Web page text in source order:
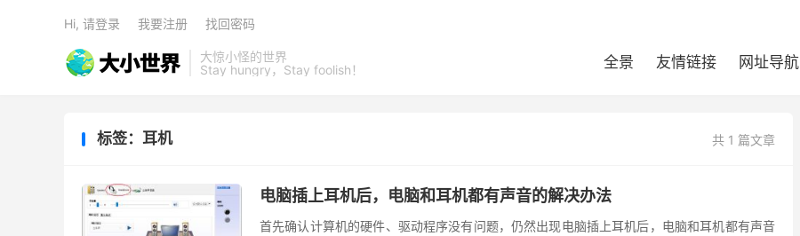
大惊小怪的世界
Stay hungry，Stay foolish！
全景 友情链接 网址导航
Hi, 请登录 我要注册 找回密码
共 1 篇文章
标签：耳机
电脑插上耳机后，电脑和耳机都有声音的解决办法
首先确认计算机的硬件、驱动程序没有问题，仍然出现电脑插上耳机后，电脑和耳机都有声音